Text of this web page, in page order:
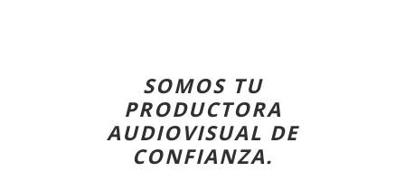
SOMOS TU
PRODUCTORA
AUDIOVISUAL DE
CONFIANZA.